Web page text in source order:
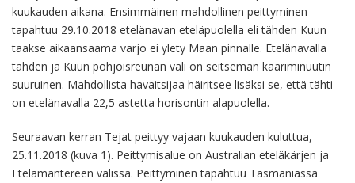
kuukauden aikana. Ensimmäinen mahdollinen peittyminen
tapahtuu 29.10.2018 etelänavan eteläpuolella eli tähden Kuun
taakse aikaansaama varjo ei ylety Maan pinnalle. Etelänavalla
tähden ja Kuun pohjoisreunan väli on seitsemän kaariminuutin
suuruinen. Mahdollista havaitsijaa häiritsee lisäksi se, että tähti
on etelänavalla 22,5 astetta horisontin alapuolella.
Seuraavan kerran Tejat peittyy vajaan kuukauden kuluttua,
25.11.2018 (kuva 1). Peittymisalue on Australian eteläkärjen ja
Etelämantereen välissä. Peittyminen tapahtuu Tasmaniassa